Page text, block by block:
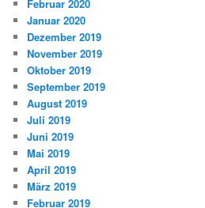
Februar 2020
Januar 2020
Dezember 2019
November 2019
Oktober 2019
September 2019
August 2019
Juli 2019
Juni 2019
Mai 2019
April 2019
März 2019
Februar 2019